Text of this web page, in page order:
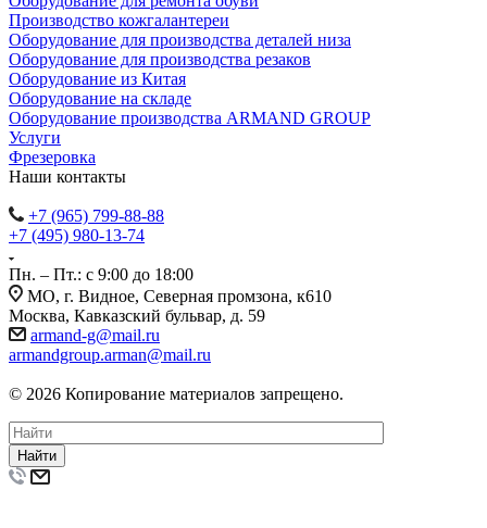
Производство кожгалантереи
Оборудование для производства деталей низа
Оборудование для производства резаков
Оборудование из Китая
Оборудование на складе
Оборудование производства ARMAND GROUP
Услуги
Фрезеровка
Наши контакты
+7 (965) 799-88-88
+7 (495) 980-13-74
Пн. – Пт.: с 9:00 до 18:00
МО, г. Видное, Северная промзона, к610
Москва, Кавказский бульвар, д. 59
armand-g@mail.ru
armandgroup.arman@mail.ru
© 2026 Копирование материалов запрещено.
Найти